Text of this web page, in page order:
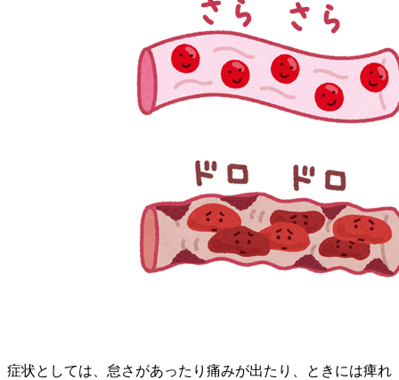
症状としては、怠さがあったり痛みが出たり、ときには痺れ